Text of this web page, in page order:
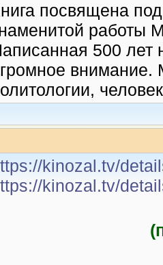
посвящена
работы
500 лет
внимание.
kinozal.tv/
kinozal.tv/